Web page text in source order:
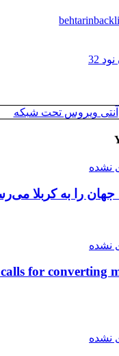
32
آنتی ویروس تحت شبکه
نشده
جهان را به کربلا
نشده
for converting
نشده